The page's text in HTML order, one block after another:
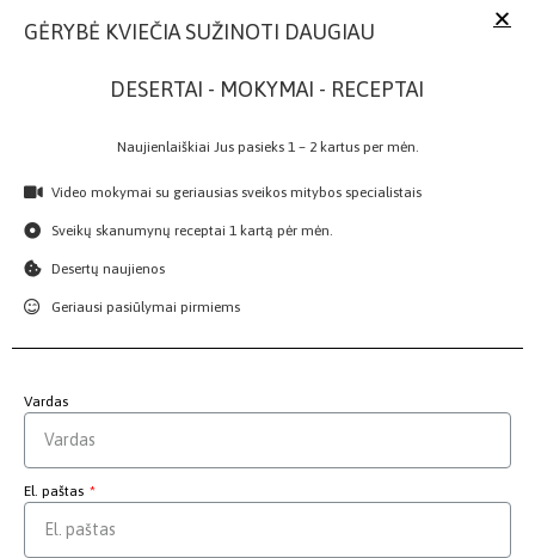
„PŪSTA VAIKYSTĖ”
GĖRYBĖ KVIEČIA SUŽINOTI DAUGIAU
DESERTAI - MOKYMAI - RECEPTAI
Naujienlaiškiai Jus pasieks 1 – 2 kartus per mėn.
Video mokymai su geriausias sveikos mitybos specialistais
Sveikų skanumynų receptai 1 kartą pėr mėn.
Desertų naujienos
Geriausi pasiūlymai pirmiems
Vardas
El. paštas